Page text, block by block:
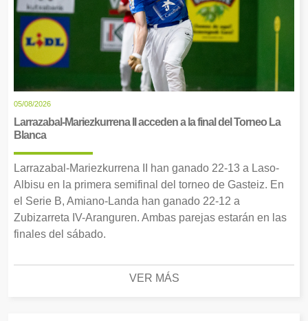
05/08/2026
Larrazabal-Mariezkurrena II acceden a la final del Torneo La
Blanca
Larrazabal-Mariezkurrena II han ganado 22-13 a Laso-
Albisu en la primera semifinal del torneo de Gasteiz. En
el Serie B, Amiano-Landa han ganado 22-12 a
Zubizarreta IV-Aranguren. Ambas parejas estarán en las
finales del sábado.
VER MÁS